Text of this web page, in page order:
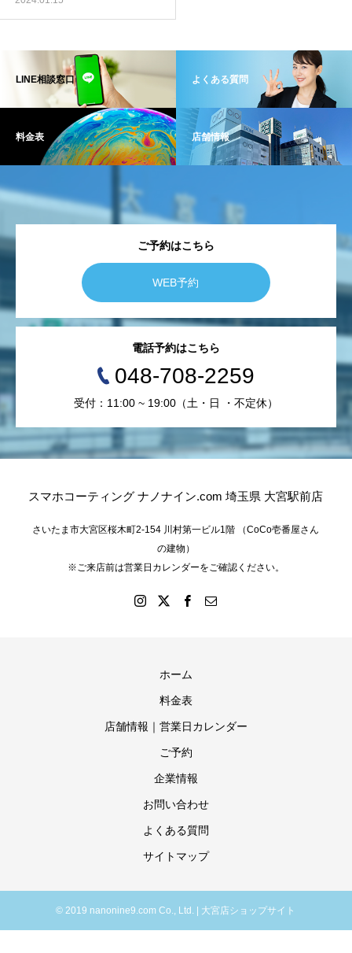
LINE相談窓口 よくある質問
料金表 店舗情報
ご予約はこちら
WEB予約
電話予約はこちら
048-708-2259
受付：11:00 ~ 19:00（土・日 ・不定休）
スマホコーティング ナノナイン.com 埼玉県 大宮駅前店
さいたま市大宮区桜木町2-154 川村第一ビル1階 （CoCo壱番屋さん
の建物）
※ご来店前は営業日カレンダーをご確認ください。
ホーム
料金表
店舗情報｜営業日カレンダー
ご予約
企業情報
お問い合わせ
よくある質問
サイトマップ
© 2019 nanonine9.com Co., Ltd. | 大宮店ショップサイト